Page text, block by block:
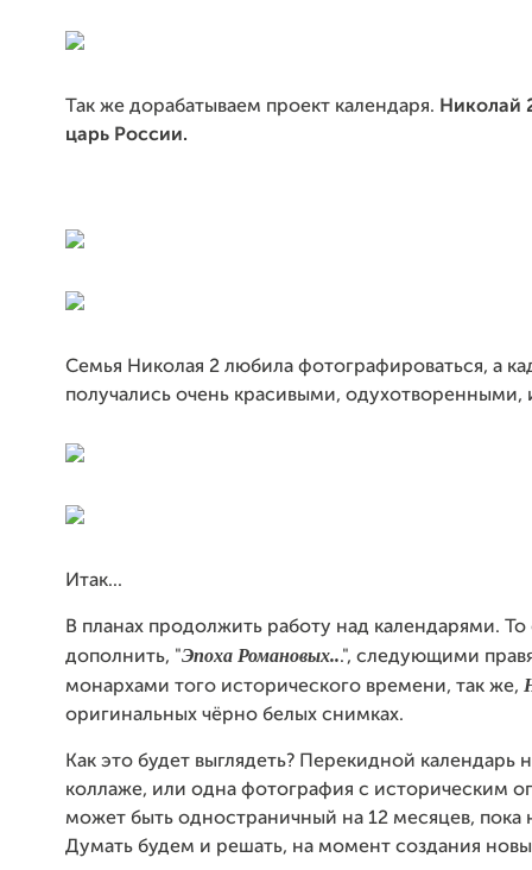
Так же дорабатываем проект календаря. Николай
царь России.
Семья Николая 2 любила фотографироваться, а
получались очень красивыми, одухотворенными,
Итак...
В планах продолжить работу над календарями. То
дополнить, "Эпоха Романовых...", следующими
монархами того исторического времени, так же,
оригинальных чёрно белых снимках.
Как это будет выглядеть? Перекидной календарь
коллаже, или одна фотография с историческим
может быть одностраничный на 12 месяцев, пока
Думать будем и решать, на момент создания